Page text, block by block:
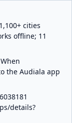
cities
offline; 11
the Audiala app
details?